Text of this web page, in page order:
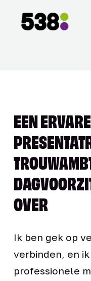
EEN
OVER
Ik ben gek op
verbinden, en
professionele